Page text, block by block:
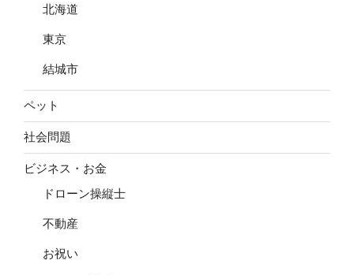
北海道
東京
結城市
ペット
社会問題
ビジネス・お金
ドローン操縦士
不動産
お祝い